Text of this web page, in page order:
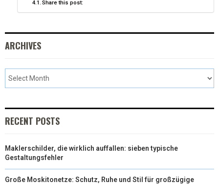
)
Share this post:
ARCHIVES
RECENT POSTS
Maklerschilder, die wirklich auffallen: sieben typische
Gestaltungsfehler
Große Moskitonetze: Schutz, Ruhe und Stil für großzügige